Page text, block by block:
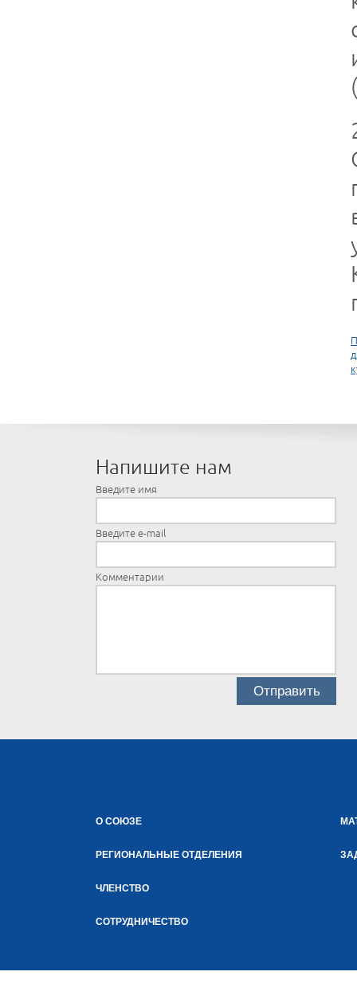
Напишите нам
Введите имя
Введите e-mail
Комментарии
О СОЮЗЕ
РЕГИОНАЛЬНЫЕ ОТДЕЛЕНИЯ
ЧЛЕНСТВО
СОТРУДНИЧЕСТВО